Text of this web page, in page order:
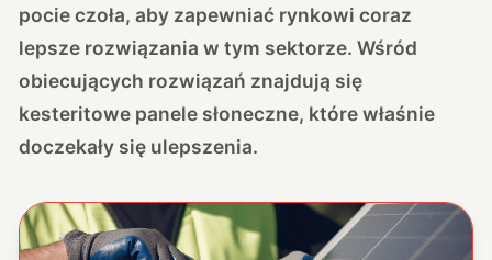
pocie czoła, aby zapewniać rynkowi coraz
lepsze rozwiązania w tym sektorze. Wśród
obiecujących rozwiązań znajdują się
kesteritowe panele słoneczne, które właśnie
doczekały się ulepszenia.